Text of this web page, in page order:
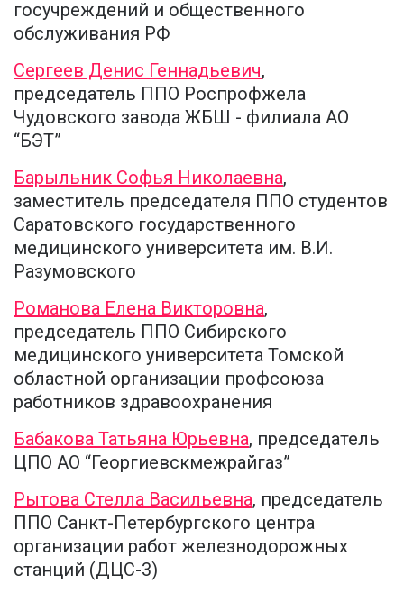
госучреждений и общественного
обслуживания РФ
Сергеев Денис Геннадьевич,
председатель ППО Роспрофжела
Чудовского завода ЖБШ - филиала АО
“БЭТ”
Барыльник Софья Николаевна,
заместитель председателя ППО студентов
Саратовского государственного
медицинского университета им. В.И.
Разумовского
Романова Елена Викторовна,
председатель ППО Сибирского
медицинского университета Томской
областной организации профсоюза
работников здравоохранения
Бабакова Татьяна Юрьевна, председатель
ЦПО АО “Георгиевскмежрайгаз”
Рытова Стелла Васильевна, председатель
ППО Санкт-Петербургского центра
организации работ железнодорожных
станций (ДЦС-3)